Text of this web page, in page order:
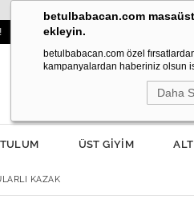
betulbabacan.com
ekleyin.
betulbabacan.com özel
kampanyalardan haberiniz olsun
Daha
TULUM ÜST GİYİM
KAZAK